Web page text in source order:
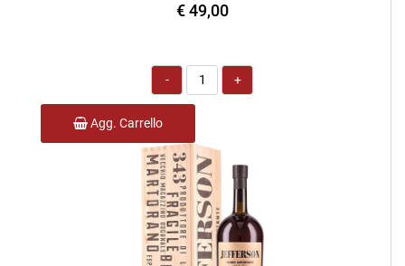
€ 49,00
Quantità
Agg. Carrello